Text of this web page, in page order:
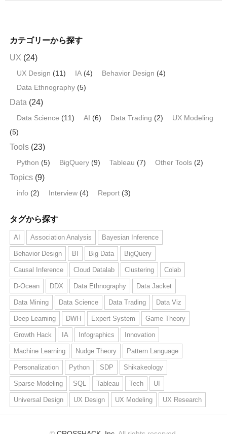
カテゴリーから探す
UX (24)
UX Design (11) IA (4) Behavior Design (4)
Data Ethnography (5)
Data (24)
Data Science (11) AI (6) Data Trading (2)
UX Modeling
(5)
Tools (23)
Python (5) BigQuery (9) Tableau (7) Other Tools (2)
Topics (9)
info (2) Interview (4) Report (3)
タグから探す
AI Association Analysis Bayesian Inference
Behavior Design BI Big Data BigQuery
Causal Inference Cloud Datalab Clustering Colab
D-Ocean DDX Data Ethnography Data Jacket
Data Mining Data Science Data Trading Data Viz
Deep Learning DWH Expert System Game Theory
Growth Hack IA Infographics Innovation
Machine Learning Nudge Theory Pattern Language
Personalization Python SDP Shikakeology
Sparse Modeling SQL Tableau Tech UI
Universal Design UX Design UX Modeling UX Research